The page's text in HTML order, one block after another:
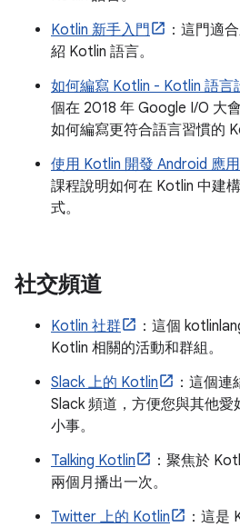
Kotlin 新手入門
：這門適
紹 Kotlin 語言。
如何編寫 Kotlin - Kotlin 語言
個在 2018 年 Google I/O 大
如何編寫更符合語言習慣的
使用 Kotlin 開發 Android 應
課程說明如何在 Kotlin 中建
式。
社交頻道
Kotlin 社群
：這個
Kotlin 相關的活動和群組。
Slack 上的 Kotlin
：這個
Slack 頻道，方便您與其他
小事。
Talking Kotlin
：聚焦於
兩個月播出一次。
Twitter 上的 Kotlin
：這是